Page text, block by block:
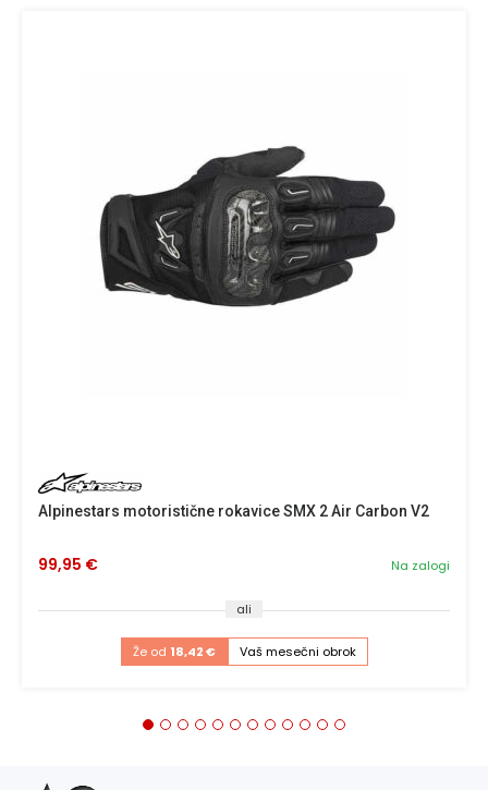
Alpinestars motoristične rokavice SMX 2 Air Carbon V2
Na zalogi
99,95 €
ali
Že od 18,42 € Vaš mesečni obrok